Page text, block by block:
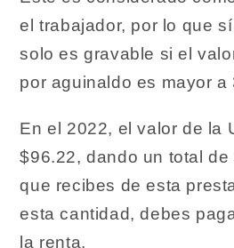
el trabajador, por lo que
solo es gravable si el
por aguinaldo es mayor a
En el 2022, el valor de la
$96.22, dando un total
que recibes de esta
esta cantidad, debes
la renta.